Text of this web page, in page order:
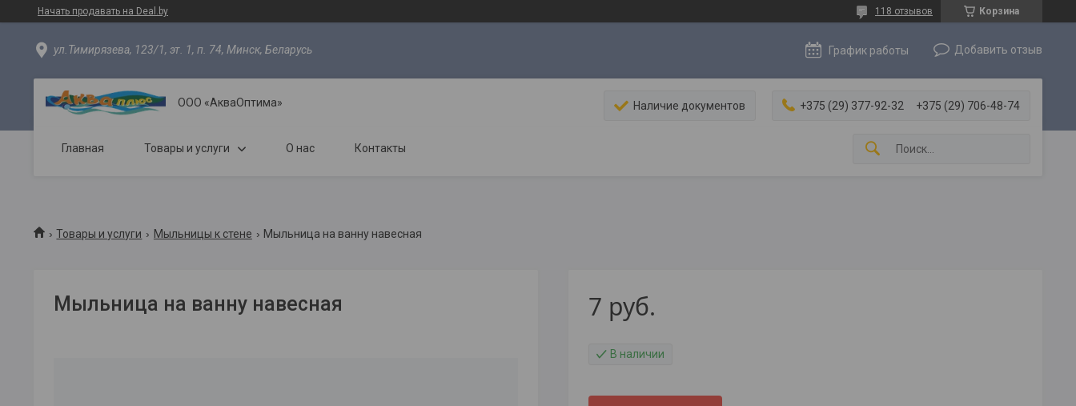
Начать продавать на Deal.by Корзина
118 отзывов
ул.Тимирязева, 123/1, эт. 1, п. 74, Минск, Беларусь График работы Добавить отзыв
ООО «АкваОптима» Наличие документов +375 (29) 377-92-32 +375 (29) 706-48-74
Главная Товары и услуги О нас Контакты
Товары и услуги Мыльницы к стене Мыльница на ванну навесная
Мыльница на ванну навесная 7 руб.
В наличии